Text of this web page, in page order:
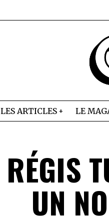
LES ARTICLES LE
RÉGIS
UN